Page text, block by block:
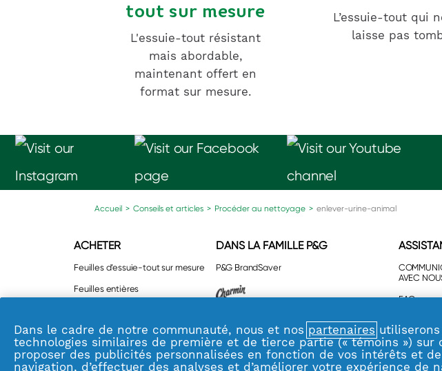
tout sur mesure
L'essuie-tout résistant
mais abordable,
maintenant offert en
format sur mesure.
L’essuie-tout qui
laisse pas
Accueil > Conseils et articles > Procéder au nettoyage > enlever-urine-animal
ACHETER
Feuilles d’essuie-tout sur mesure
Feuilles entières
Feuilles entières Essentials
Serviettes de table
DANS LA FAMILLE P&G
P&G BrandSaver
AVEC
FAQ
Dans le cadre de notre communauté, nous et nos partenaires
technologies similaires de première et de tierce partie (« témoins ») sur
proposer des publicités personnalisées en fonction de vos intérêts et
navigation, d’effectuer des analyses et d’améliorer votre expérience de